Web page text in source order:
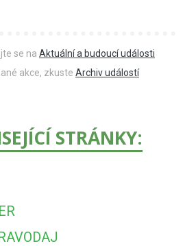
se na Aktuální a budoucí události
akce, zkuste Archiv událostí
STRÁNKY: